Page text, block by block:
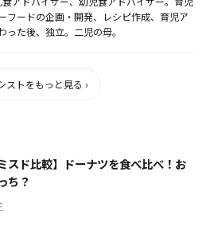
フードの企画・開発、レシピ作成、育児ア
った後、独立。二児の母。
ストをもっと見る ›
スド比較】ドーナツを食べ比べ！お
ち？